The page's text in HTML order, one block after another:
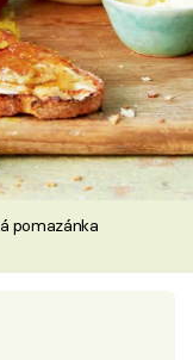
pomazánka